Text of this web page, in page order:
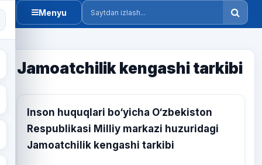
Menyu
Saytdan izlash
Jamoatchilik kengashi tarkibi
Inson huquqlari bo‘yicha O‘zbekiston
Respublikasi Milliy markazi huzuridagi
Jamoatchilik kengashi tarkibi